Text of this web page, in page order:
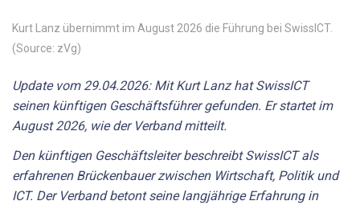
Kurt Lanz übernimmt im August 2026 die Führung bei SwissICT.
(Source: zVg)
Update vom 29.04.2026: Mit Kurt Lanz hat SwissICT
seinen künftigen Geschäftsführer gefunden. Er startet im
August 2026, wie der Verband mitteilt.
Den künftigen Geschäftsleiter beschreibt SwissICT als
erfahrenen Brückenbauer zwischen Wirtschaft, Politik und
ICT. Der Verband betont seine langjährige Erfahrung in